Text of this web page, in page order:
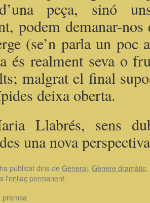
peça, sinó
podem demanar-
(se’n parla un
és realment seva o
malgrat el final
deixa oberta.
Llabrés, sens
una nova
publicat dins deGeneral, Gènere dramàtic,
l'enllaç permanent.